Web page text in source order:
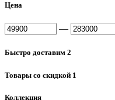
Цена
—
Быстро доставим 2
Товары со скидкой 1
Коллекция